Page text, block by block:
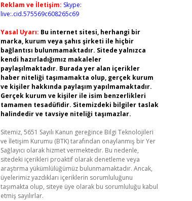
Reklam ve İletişim: Skype:
live:.cid.575569c608265c69
Yasal Uyarı: Bu internet sitesi, herhangi bir
marka, kurum veya şahıs şirketi ile hiçbir
bağlantısı bulunmamaktadır. Sitede yalnızca
kendi hazırladığımız makaleler
paylaşılmaktadır. Burada yer alan içerikler
haber niteliği taşımamakta olup, gerçek kurum
ve kişiler hakkında paylaşım yapılmamaktadır.
Gerçek kurum ve kişiler ile isim benzerlikleri
tamamen tesadüfidir. Sitemizdeki bilgiler taslak
halindedir ve tavsiye niteliği taşımazlar.
Sitemiz, 5651 Sayılı Kanun gereğince Bilgi Teknolojileri
ve İletişim Kurumu (BTK) tarafından onaylanmış bir Yer
Sağlayıcı olarak hizmet vermektedir. Bu nedenle,
sitedeki içerikleri proaktif olarak denetleme veya
araştırma yükümlülüğümüz bulunmamaktadır. Ancak,
üyelerimiz yazdıkları içeriklerin sorumluluğunu
taşımakta olup, siteye üye olarak bu sorumluluğu kabul
etmiş sayılırlar.